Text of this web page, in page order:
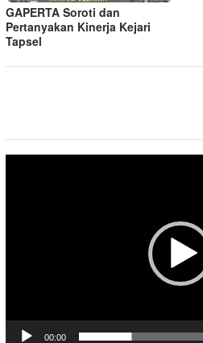
GAPERTA Soroti dan
Pertanyakan Kinerja Kejari
Tapsel
00:00